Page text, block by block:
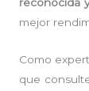
mejor
Como
que